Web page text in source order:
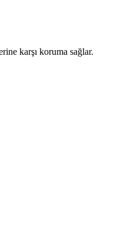
karşı koruma sağlar.